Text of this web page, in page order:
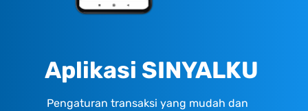
Aplikasi SINYALKU
Pengaturan transaksi yang mudah dan